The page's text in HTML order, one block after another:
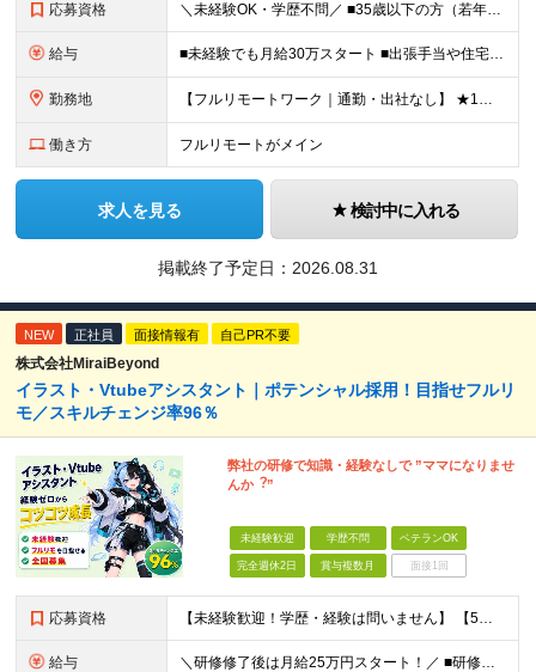
応募資格 ＼未経験OK・学歴不問／ ■35歳以下の方（若年層の長期キャリア形成のため） ■第二新卒OK ■普通自動車免許（AT）をお持ちの方 ▼▽こんな方はぜひご応募ください！▽▼ 「車の運転が好き！」 「地
給与 ■未経験でも月給30万スタート ■出張手当や住宅手当あり 【東京都・神奈川県】 月給35万円～60万円＋インセンティブ＋賞与＋諸手当 上記月給は、月42時間分の固定残業代（月8万3900円以上）を含
勤務地 【フルリモートワーク｜通勤・出社なし】 ★1人1台社用車貸与 ★転勤なし ★直帰直行OK 【本社】 兵庫県神戸市中央区明石町44 神戸御幸ビル4F ★☆積極採用中☆★ ◆北海道・東北：札幌／福島／
働き方 フルリモートがメイン
求人を見る 検討中に入れる
掲載終了予定日： 2026.08.31
NEW 正社員 面接情報有 自己PR不要
株式会社MiraiBeyond
イラスト・Vtubeアシスタント｜ポテンシャル採用！目指せフルリ
モ／スキルチェンジ率96％
弊社の研修で知識・経験なしで ”ママになりませ
んか︖”
未経験歓迎 学歴不問 ベテランOK
完全週休2日 賞与複数月 面接1回
応募資格 【未経験歓迎！学歴・経験は問いません】 【5名以上の積極採用を予定！】 事業拡大中につき、 これからイラストレーターを目指したい方を積極採用中です！ 「イラストを仕事にしてみたい」 「好きなことを
給与 ＼研修修了後は月給25万円スタート！／ ■研修修了後 月給25万円＋賞与＋インセンティブ賞与 ※残業代は別途支給 ▽研修期間▽ 【未経験者】 ▶ 月給20万円～ 【固定残業代について】